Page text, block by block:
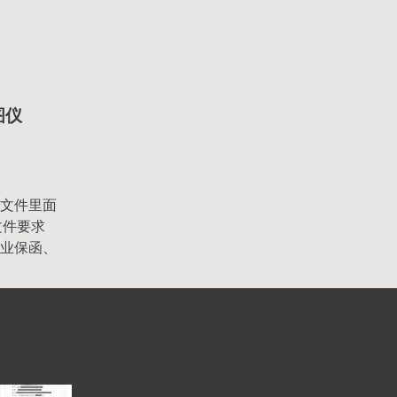
仪
件里面
要求
保函、